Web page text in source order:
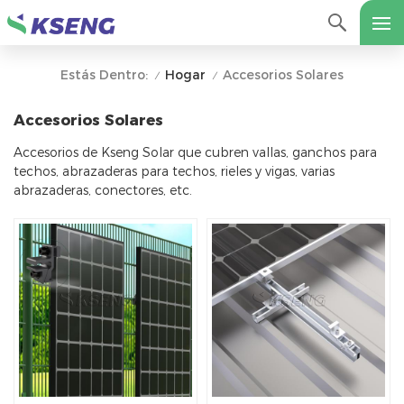
Estás Dentro: / Hogar / Accesorios Solares
Accesorios Solares
Accesorios de Kseng Solar que cubren vallas, ganchos para
techos, abrazaderas para techos, rieles y vigas, varias
abrazaderas, conectores, etc.